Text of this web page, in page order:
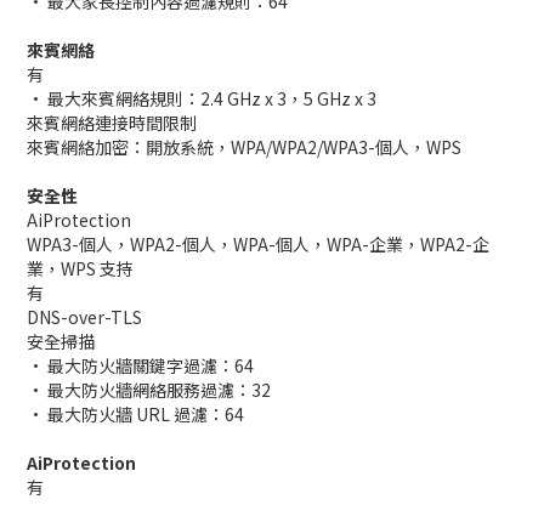
來賓網絡
有
• 最大來賓網絡規則：2.4 GHz x 3，5 GHz x 3
來賓網絡連接時間限制
來賓網絡加密：開放系統，WPA/WPA2/WPA3-個人，WPS
安全性
AiProtection
WPA3-個人，WPA2-個人，WPA-個人，WPA-企業，WPA2-企
業，WPS 支持
有
DNS-over-TLS
安全掃描
• 最大防火牆關鍵字過濾：64
• 最大防火牆網絡服務過濾：32
• 最大防火牆 URL 過濾：64
AiProtection
有